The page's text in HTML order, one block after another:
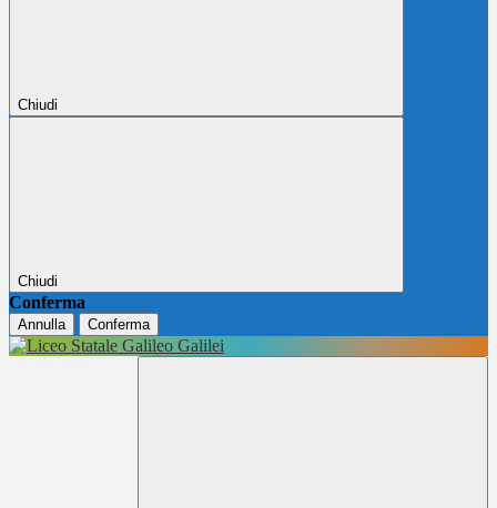
Chiudi
Chiudi
Conferma
Annulla Conferma